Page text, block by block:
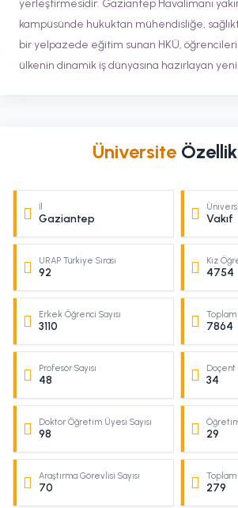
yerleştirmesidir. Gaziantep Havalimanı
kampüsünde hukuktan mühendisliğe,
bir yelpazede eğitim sunan HKÜ,
ülkenin dinamik iş dünyasına hazırlayan
Üniversite
İl
Gaziantep Vakıf
URAP Türkiye Sırası
92
Kız
4754
Erkek Öğrenci Sayısı
3110
Toplam
7864
Profesör Sayısı
48
Doçent
34
Doktor Öğretim Üyesi Sayısı
98 29
Araştırma Görevlisi Sayısı
70
Toplam
279